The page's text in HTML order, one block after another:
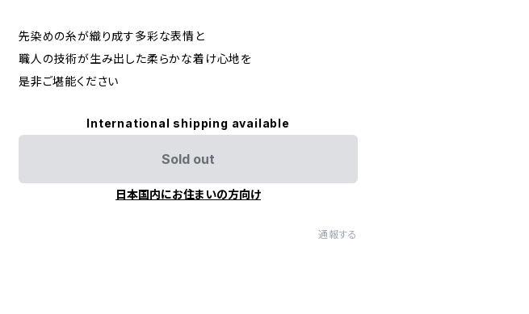
先染めの糸が織り成す多彩な表情と
職人の技術が生み出した柔らかな着け心地を
是非ご堪能ください
International shipping available
Sold out
日本国内にお住まいの方向け
通報する